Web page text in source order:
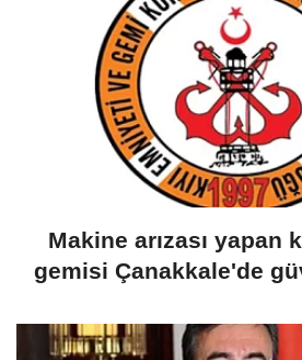
Makine arızası yapan
gemisi Çanakkale'de